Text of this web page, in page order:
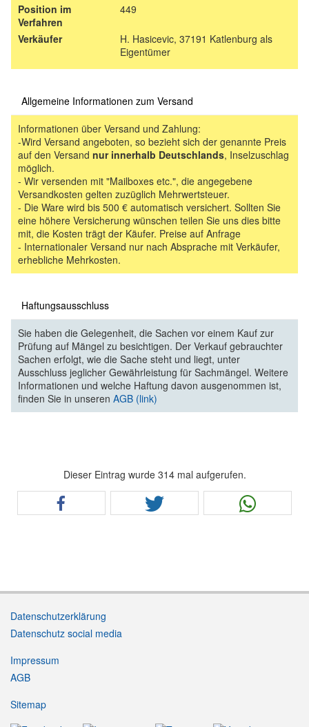
Position im
Verfahren
449
Verkäufer
H. Hasicevic, 37191 Katlenburg als
Eigentümer
Allgemeine Informationen zum Versand
Informationen über Versand und Zahlung:
-Wird Versand angeboten, so bezieht sich der genannte Preis
auf den Versand nur innerhalb Deutschlands, Inselzuschlag
möglich.
- Wir versenden mit "Mailboxes etc.", die angegebene
Versandkosten gelten zuzüglich Mehrwertsteuer.
- Die Ware wird bis 500 € automatisch versichert. Sollten Sie
eine höhere Versicherung wünschen teilen Sie uns dies bitte
mit, die Kosten trägt der Käufer. Preise auf Anfrage
- Internationaler Versand nur nach Absprache mit Verkäufer,
erhebliche Mehrkosten.
Haftungsausschluss
Sie haben die Gelegenheit, die Sachen vor einem Kauf zur
Prüfung auf Mängel zu besichtigen. Der Verkauf gebrauchter
Sachen erfolgt, wie die Sache steht und liegt, unter
Ausschluss jeglicher Gewährleistung für Sachmängel. Weitere
Informationen und welche Haftung davon ausgenommen ist,
finden Sie in unseren AGB (link)
Dieser Eintrag wurde 314 mal aufgerufen.
Datenschutzerklärung
Datenschutz social media
Impressum
AGB
Sitemap